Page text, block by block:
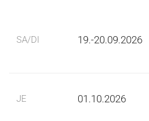
SA/DI 19.-20.09.2026
JE 01.10.2026